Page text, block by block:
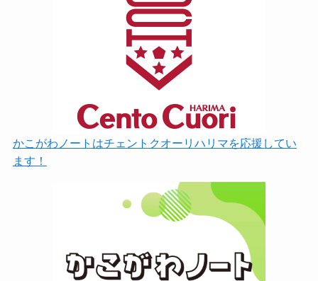
かこがわノートはチェントクオーリハリマを応援してい
ます！